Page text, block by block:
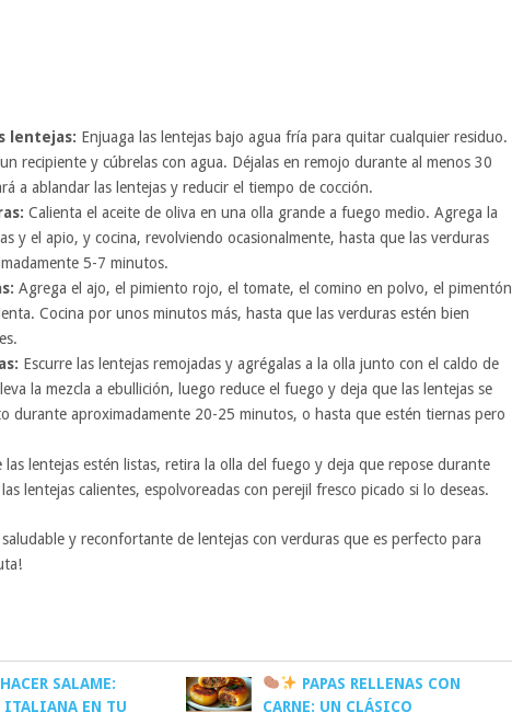
lentejas: Enjuaga las lentejas bajo agua fría para quitar cualquier residuo.
recipiente y cúbrelas con agua. Déjalas en remojo durante al menos 30
a ablandar las lentejas y reducir el tiempo de cocción.
Calienta el aceite de oliva en una olla grande a fuego medio. Agrega la
y el apio, y cocina, revolviendo ocasionalmente, hasta que las verduras
5-7 minutos.
Agrega el ajo, el pimiento rojo, el tomate, el comino en polvo, el pimentón
Cocina por unos minutos más, hasta que las verduras estén bien
Escurre las lentejas remojadas y agrégalas a la olla junto con el caldo de
la mezcla a ebullición, luego reduce el fuego y deja que las lentejas se
durante aproximadamente 20-25 minutos, o hasta que estén tiernas pero
las lentejas estén listas, retira la olla del fuego y deja que repose durante
lentejas calientes, espolvoreadas con perejil fresco picado si lo deseas.
y reconfortante de lentejas con verduras que es perfecto para
SALAME:
EN TU
PAPAS RELLENAS CON
CARNE: UN CLÁSICO